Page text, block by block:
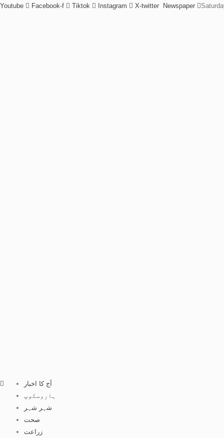
Youtube Facebook-f Tiktok Instagram X-twitter Newspaper
آج کا اخبار
ہاروسکوپ
شہر شہر
صحت
زراعت